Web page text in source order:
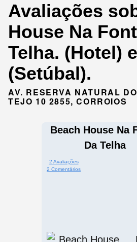
Avaliações
House Na
Telha. (Hotel)
(Setúbal).
AV. RESERVA NATURAL
TEJO 10 2855, CORROIOS
Beach House Na
Da Telha
2 Avaliações
2 Comentários